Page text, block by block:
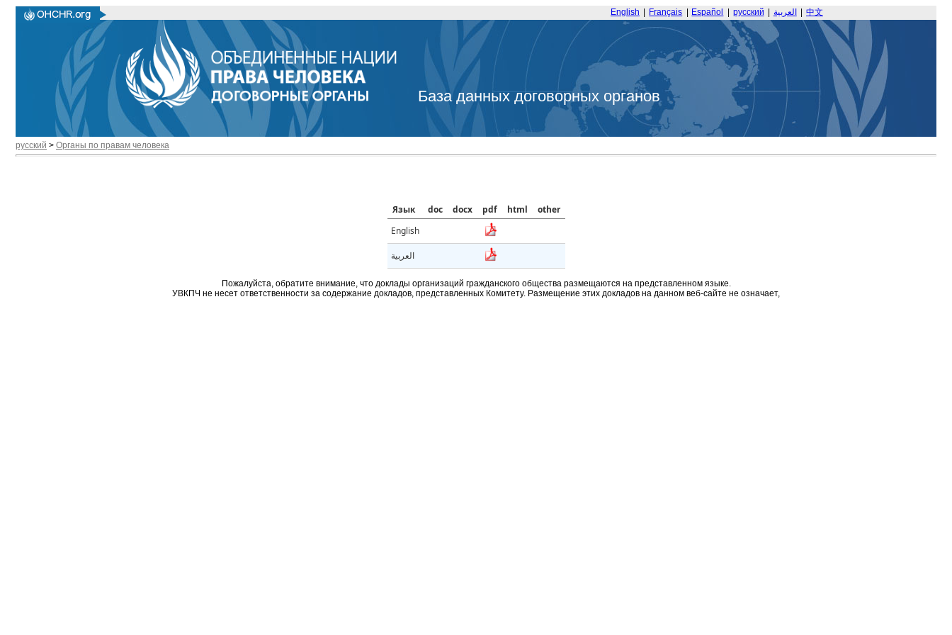
English Français Español русский العربية 中文
База данных договорных органов
русский > Органы по правам человека
Язык doc docx pdf html
other
English
العربية
Пожалуйста, обратите внимание, что доклады организаций гражданского общества размещаются на представленном языке.
УВКПЧ не несет ответственности за содержание докладов, представленных Комитету. Размещение этих докладов на данном веб-сайте не означает,